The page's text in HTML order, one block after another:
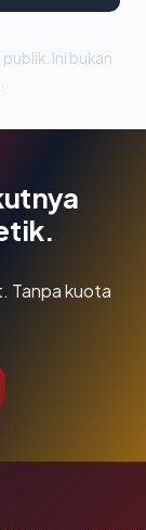
Ini bukan
Tanpa kuota